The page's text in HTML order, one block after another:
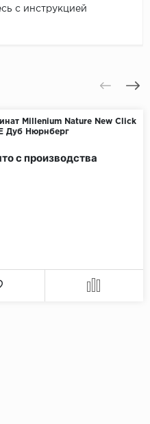
с инструкцией
Millenium Nature New Click
Дуб Нюрнберг
с производства